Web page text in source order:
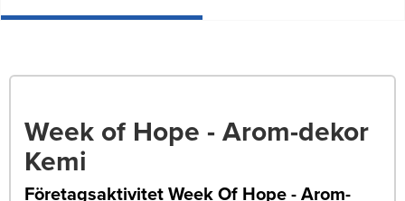
Week of Hope - Arom-dekor
Kemi
Företagsaktivitet Week Of Hope - Arom-